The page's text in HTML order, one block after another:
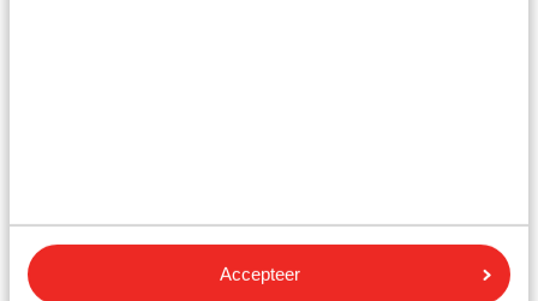
Accepteer
Bekijk onze unieke toplocaties